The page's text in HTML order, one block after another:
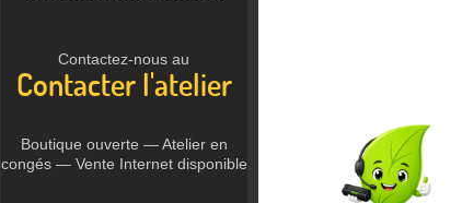
Contactez-nous au
Contacter l'atelier
Boutique ouverte — Atelier en
congés — Vente Internet disponible